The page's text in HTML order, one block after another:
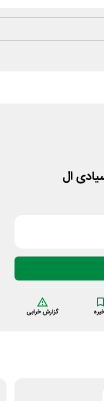
گزارش خرابی